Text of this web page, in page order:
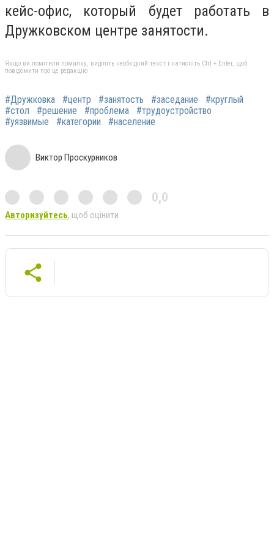
кейс-офис, который будет работать в
Дружковском центре занятости.
Якщо ви помітили помилку, виділіть необхідний текст і натисніть Ctrl + Enter, щоб
повідомити про це редакцію
#Дружковка #центр #занятость #заседание
#круглый
#стол
#решение #проблема
#трудоустройство
#уязвимые
#категории #население
Виктор Проскурников
0,0
Авторизуйтесь, щоб оцінити